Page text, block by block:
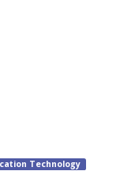
Technology